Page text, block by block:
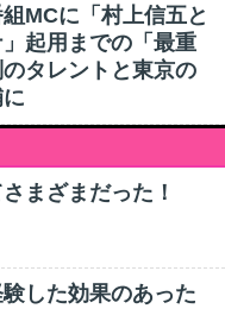
MCに「村上信五と
起用までの「最重
タレントと東京の
まざまだった！
した効果のあった